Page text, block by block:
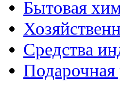
Бытовая
Средства
Подарочная